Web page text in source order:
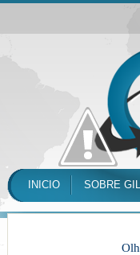
INICIO SOBRE